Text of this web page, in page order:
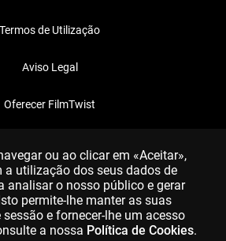
Termos de Utilização
Aviso Legal
Oferecer FilmTwist
ou ao clicar em «Aceitar»,
a utilização dos seus dados de
analisar o nosso público e gerar
permite-lhe manter as suas
e fornecer-lhe um acesso
a nossa Política de Cookies.